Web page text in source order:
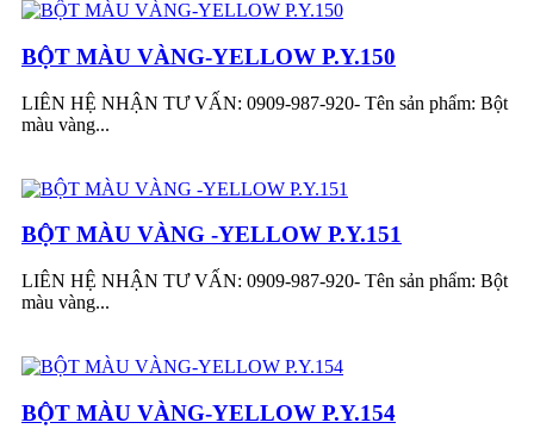
BỘT MÀU VÀNG-YELLOW P.Y.150
LIÊN HỆ NHẬN TƯ VẤN: 0909-987-920- Tên sản phẩm: Bột
màu vàng...
BỘT MÀU VÀNG -YELLOW P.Y.151
LIÊN HỆ NHẬN TƯ VẤN: 0909-987-920- Tên sản phẩm: Bột
màu vàng...
BỘT MÀU VÀNG-YELLOW P.Y.154